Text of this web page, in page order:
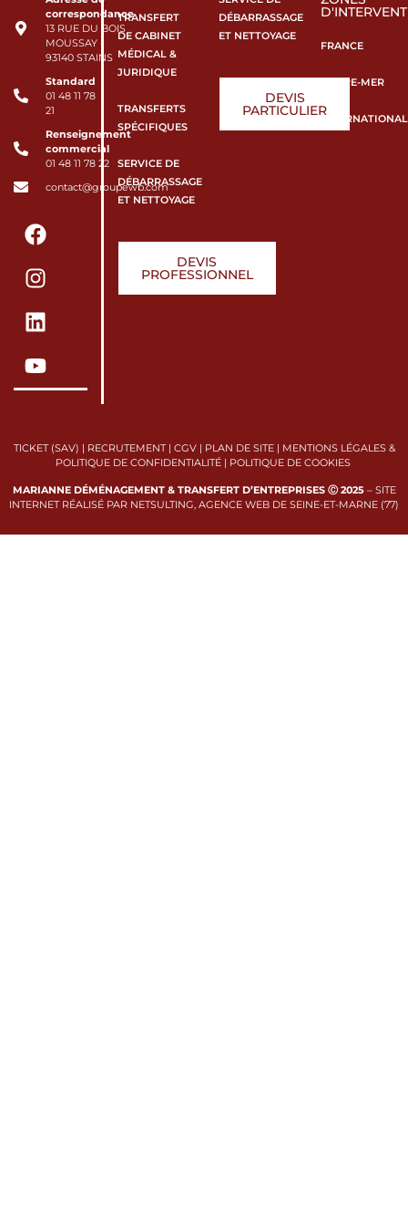
correspondance
13 RUE DU BOIS
MOUSSAY -
93140 STAINS
Standard
01 48 11 78
21
Renseignement
commercial
01 48 11 78 22
contact@groupewb.com
TRANSFERT
DE CABINET
MÉDICAL &
JURIDIQUE
TRANSFERTS
SPÉCIFIQUES
SERVICE DE
DÉBARRASSAGE
ET NETTOYAGE
DEVIS
PROFESSIONNEL
DÉBARRASSAGE
ET NETTOYAGE
DEVIS
PARTICULIER
FRANCE
OUTRE-MER
INTERNATIONAL
TICKET (SAV) | RECRUTEMENT| CGV| PLAN DE SITE| MENTIONS LÉGALES &
POLITIQUE DE CONFIDENTIALITÉ| POLITIQUE DE COOKIES
MARIANNE DÉMÉNAGEMENT & TRANSFERT D’ENTREPRISES Ⓒ 2025– SITE
INTERNET RÉALISÉ PAR NETSULTING, AGENCE WEB DE SEINE-ET-MARNE (77)